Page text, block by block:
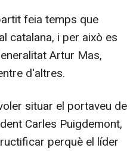
feia temps que
catalana, i per això es
Artur Mas,
d'altres.
situar el portaveu de
Carles Puigdemont,
perquè el líder